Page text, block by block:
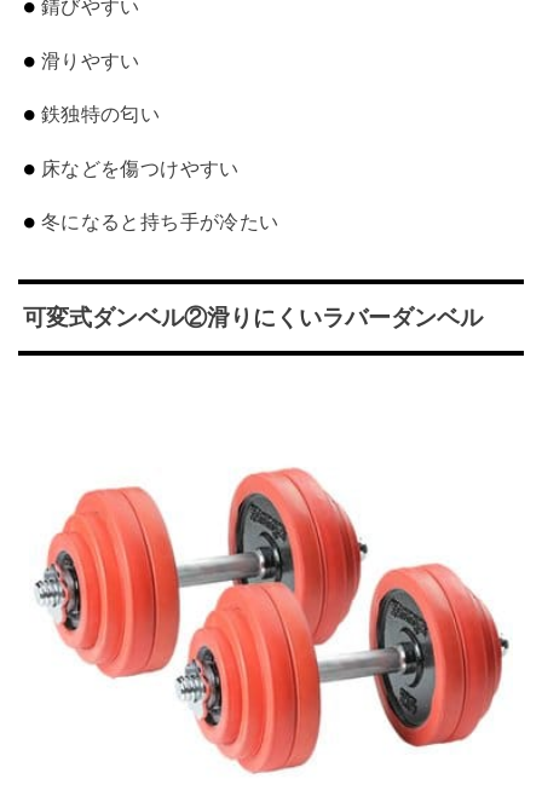
錆びやすい
滑りやすい
鉄独特の匂い
床などを傷つけやすい
冬になると持ち手が冷たい
可変式ダンベル②滑りにくいラバーダンベル